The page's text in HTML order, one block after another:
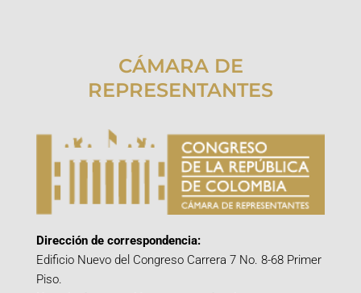
CÁMARA DE
REPRESENTANTES
Dirección de correspondencia:
Edificio Nuevo del Congreso Carrera 7 No. 8-68 Primer
Piso.